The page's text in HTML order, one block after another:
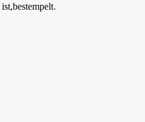
ist,bestempelt.